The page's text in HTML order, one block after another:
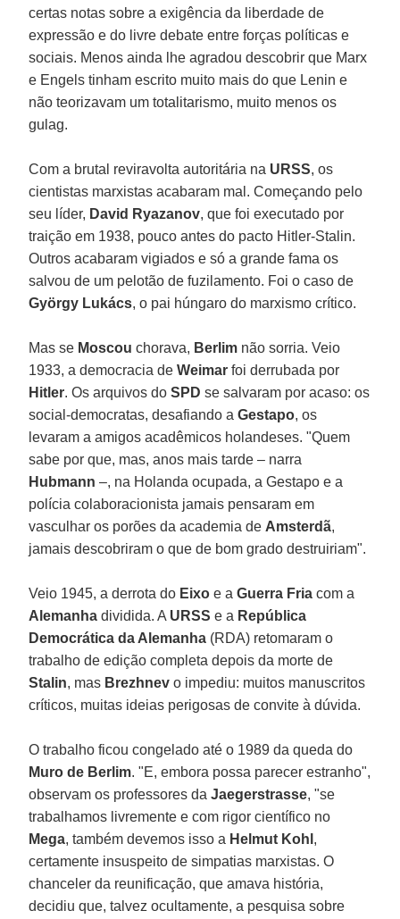
certas notas sobre a exigência da liberdade de
expressão e do livre debate entre forças políticas e
sociais. Menos ainda lhe agradou descobrir que Marx
e Engels tinham escrito muito mais do que Lenin e
não teorizavam um totalitarismo, muito menos os
gulag.
Com a brutal reviravolta autoritária na URSS, os
cientistas marxistas acabaram mal. Começando pelo
seu líder, David Ryazanov, que foi executado por
traição em 1938, pouco antes do pacto Hitler-Stalin.
Outros acabaram vigiados e só a grande fama os
salvou de um pelotão de fuzilamento. Foi o caso de
György Lukács, o pai húngaro do marxismo crítico.
Mas se Moscouchorava, Berlim não sorria. Veio
1933, a democracia deWeimarfoi derrubada por
Hitler. Os arquivos doSPDse salvaram por acaso: os
social-democratas, desafiando aGestapo, os
levaram a amigos acadêmicos holandeses. "Quem
sabe por que, mas, anos mais tarde – narra
Hubmann–, na Holanda ocupada, a Gestapo e a
polícia colaboracionista jamais pensaram em
vasculhar os porões da academia de Amsterdã,
jamais descobriram o que de bom grado destruiriam".
Veio 1945, a derrota do Eixoe aGuerra Friacom a
Alemanhadividida. A URSSe a República
Democrática da Alemanha (RDA) retomaram o
trabalho de edição completa depois da morte de
Stalin, mas Brezhnevo impediu: muitos manuscritos
críticos, muitas ideias perigosas de convite à dúvida.
O trabalho ficou congelado até o 1989 da queda do
Muro de Berlim. "E, embora possa parecer estranho",
observam os professores daJaegerstrasse, "se
trabalhamos livremente e com rigor científico no
Mega, também devemos isso a Helmut Kohl ,
certamente insuspeito de simpatias marxistas. O
chanceler da reunificação, que amava história,
decidiu que, talvez ocultamente, a pesquisa sobre